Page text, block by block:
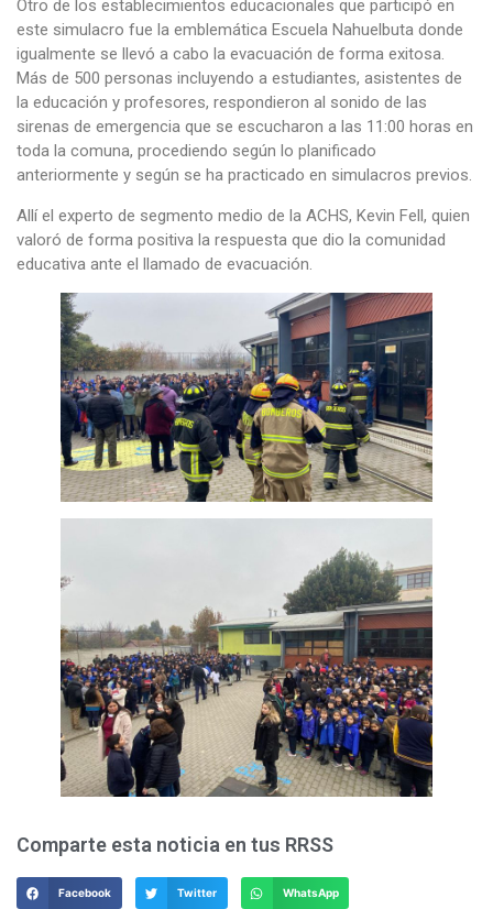
Otro de los establecimientos educacionales que participó en
este simulacro fue la emblemática Escuela Nahuelbuta donde
igualmente se llevó a cabo la evacuación de forma exitosa.
Más de 500 personas incluyendo a estudiantes, asistentes de
la educación y profesores, respondieron al sonido de las
sirenas de emergencia que se escucharon a las 11:00 horas en
toda la comuna, procediendo según lo planificado
anteriormente y según se ha practicado en simulacros previos.
Allí el experto de segmento medio de la ACHS, Kevin Fell, quien
valoró de forma positiva la respuesta que dio la comunidad
educativa ante el llamado de evacuación.
Comparte esta noticia en tus RRSS
Facebook Twitter WhatsApp